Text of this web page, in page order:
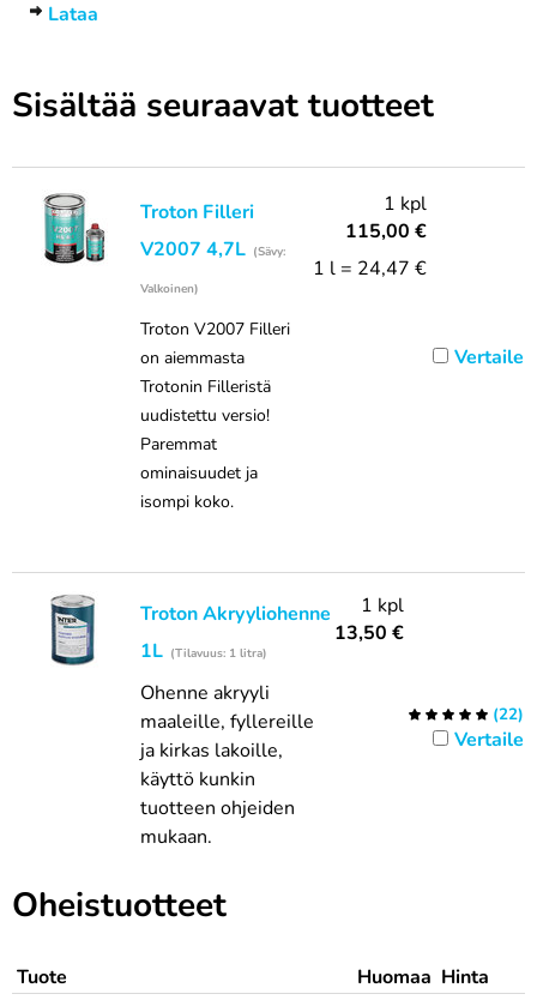
Lataa
Sisältää seuraavat tuotteet
Troton Filleri
V2007 4,7L (Sävy:
Valkoinen)
Troton V2007 Filleri
on aiemmasta
Trotonin Filleristä
uudistettu versio!
Paremmat
ominaisuudet ja
isompi koko.
1 kpl
115,00 €
1 l = 24,47 €
Vertaile
Troton Akryyliohenne
1L (Tilavuus: 1 litra)
Ohenne akryyli
maaleille, fyllereille
ja kirkas lakoille,
käyttö kunkin
tuotteen ohjeiden
mukaan.
1 kpl
13,50 €
(22)
Vertaile
Oheistuotteet
Tuote Huomaa Hinta